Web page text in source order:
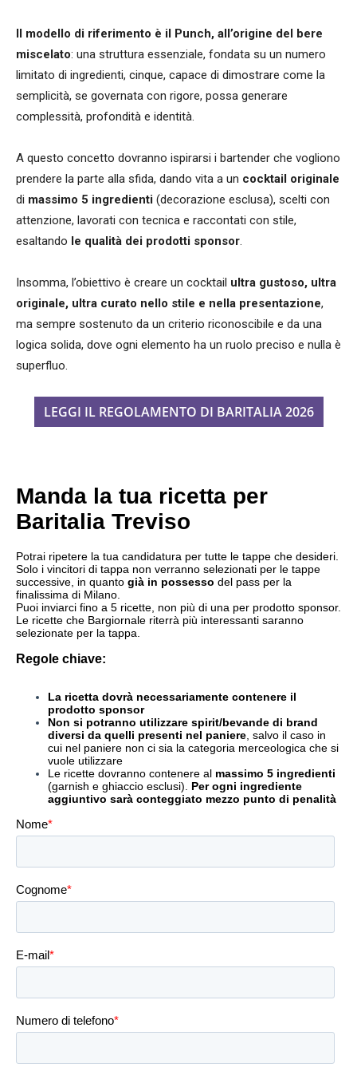
Il modello di riferimento è il Punch, all’origine del bere
miscelato: una struttura essenziale, fondata su un numero
limitato di ingredienti, cinque, capace di dimostrare come la
semplicità, se governata con rigore, possa generare
complessità, profondità e identità.
A questo concetto dovranno ispirarsi i bartender che vogliono
prendere la parte alla sfida, dando vita a un cocktail originale
di massimo 5 ingredienti (decorazione esclusa), scelti con
attenzione, lavorati con tecnica e raccontati con stile,
esaltando le qualità dei prodotti sponsor
Insomma, l’obiettivo è creare un cocktail ultra gustoso, ultra
originale, ultra curato nello stile e nella presentazione,
ma sempre sostenuto da un criterio riconoscibile e da una
logica solida, dove ogni elemento ha un ruolo preciso e nulla è
superfluo.
LEGGI IL REGOLAMENTO DI BARITALIA 2026